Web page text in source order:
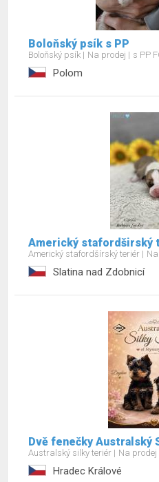
Boloňský psík s PP
Boloňský psík Na prodej s PP
Polom
Americký stafordširský
Americký stafordšírský teriér
Slatina nad Zdobnicí
Dvě fenečky Australský
Australský silky teriér Na prodej
Hradec Králové